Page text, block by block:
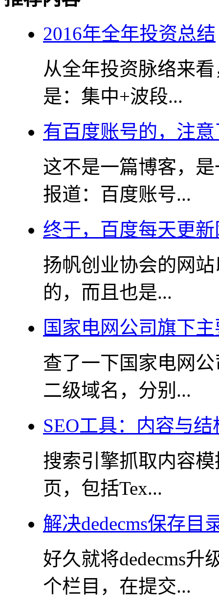
2016年全年投资总结
从全年投资脉络来
是：集中+波段...
有百度账号的，注
这不是一篇博客，
报道：百度账号...
终于，百度每天更
扬帆创业协会的网
的，而且也是...
国家电网公司旗下
查了一下国家电网公
二级域名，分别...
SEO工具：内容与
搜索引擎抓取内容
页，包括Tex...
解决dedecms保存目
好久就将dedecms升
个栏目，在提交...